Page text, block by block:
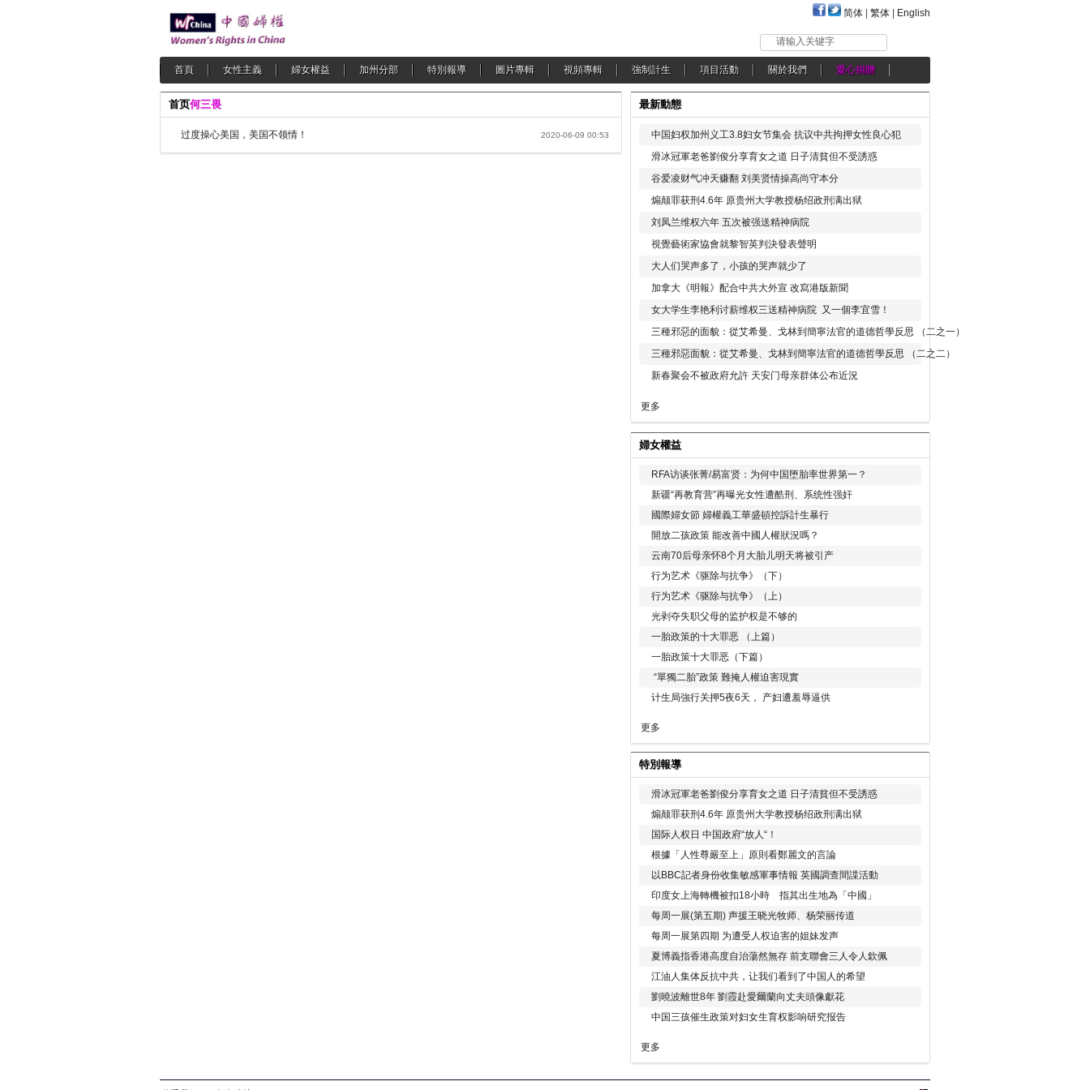
简体 繁体 English
请输入关键字
首頁 女性主義 婦女權益 加州分部 特別報導 圖片專輯 視頻專輯 強制計生 項目活動 關於我們 愛心捐贈
首页何三畏
过度操心美国，美国不领情！ 2020-06-09 00:53
最新動態
中国妇权加州义工3.8妇女节集会 抗议中共拘押女性良心犯
滑冰冠軍老爸劉俊分享育女之道 日子清貧但不受誘惑
谷爱凌财气冲天赚翻 刘美贤情操高尚守本分
煽颠罪获刑4.6年 原贵州大学教授杨绍政刑满出狱
刘凤兰维权六年 五次被强送精神病院
視覺藝術家協會就黎智英判決發表聲明
大人们哭声多了，小孩的哭声就少了
加拿大《明報》配合中共大外宣 改寫港版新聞
女大学生李艳利讨薪维权三送精神病院 又一個李宜雪！
三種邪惡的面貌：從艾希曼、戈林到簡寧法官的道德哲學反思 （二之一）
三種邪惡面貌：從艾希曼、戈林到簡寧法官的道德哲學反思 （二之二）
新春聚会不被政府允許 天安门母亲群体公布近況
更多
婦女權益
RFA访谈张菁/易富贤：为何中国堕胎率世界第一？
新疆“再教育营”再曝光女性遭酷刑、系统性强奸
國際婦女節 婦權義工華盛頓控訴計生暴行
開放二孩政策 能改善中國人權狀況嗎？
云南70后母亲怀8个月大胎儿明天将被引产
行为艺术《驱除与抗争》（下）
行为艺术《驱除与抗争》（上）
光剥夺失职父母的监护权是不够的
一胎政策的十大罪恶 （上篇）
一胎政策十大罪恶（下篇）
“單獨二胎”政策 難掩人權迫害現實
计生局強行关押5夜6天， 产妇遭羞辱逼供
更多
特別報導
滑冰冠軍老爸劉俊分享育女之道 日子清貧但不受誘惑
煽颠罪获刑4.6年 原贵州大学教授杨绍政刑满出狱
国际人权日 中国政府“放人“！
根據「人性尊嚴至上」原則看鄭麗文的言論
以BBC記者身份收集敏感軍事情報 英國調查間諜活動
印度女上海轉機被扣18小時 指其出生地為「中國」
每周一展(第五期) 声援王晓光牧师、杨荣丽传道
每周一展第四期 为遭受人权迫害的姐妹发声
夏博義指香港高度自治蕩然無存 前支聯會三人令人欽佩
江油人集体反抗中共，让我们看到了中国人的希望
劉曉波離世8年 劉霞赴愛爾蘭向丈夫頭像獻花
中国三孩催生政策对妇女生育权影响研究报告
更多